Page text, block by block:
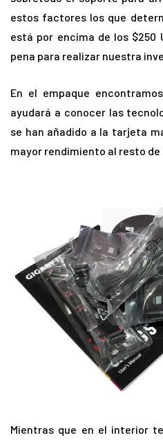
estos factores los que
está por encima de los $250
pena para realizar nuestra
En el empaque
ayudará a conocer las
se han añadido a la tarjeta
mayor rendimiento al resto
Mientras que en el interior